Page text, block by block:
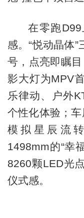
在零跑
感。“悦动晶体
号，点亮即瞩目
影大灯为MPV
乐律动、户外
个性化体验；车
模拟星辰流
1498mm的“幸
8260颗LED光
仪式感。